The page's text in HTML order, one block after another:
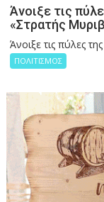
Άνοιξε τις
«Στρατής
Άνοιξε τις πύλες
ΠΟΛΙΤΙΣΜΟΣ